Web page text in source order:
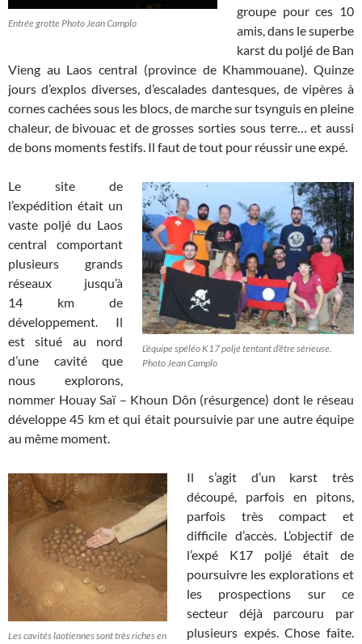
Entrée grotte Photo Jean Camplo
groupe pour ces 10
amis, dans le superbe
karst du poljé de Ban
Vieng au Laos central (province de Khammouane). Quinze
jours d’explos diverses, d’escalades dantesques, de vipères à
cornes cachées sous les blocs, de marche sur tsynguis en pleine
chaleur, de bivouac et de grosses sorties sous terre… et aussi
de bons moments festifs. Il faut de tout pour réussir une expé.
L’équipe spéléo K17 poljé tentant d’être sérieuse.
Photo Jean Camplo
Le site de
l’expédition était un
vaste poljé du Laos
central comportant
plusieurs grands
réseaux jusqu’à
14 km de
développement. Il
est situé au nord
d’une cavité que
nous explorons,
nommer Houay Saï – Khoun Dôn (résurgence) dont le réseau
développe 45 km et qui était poursuivie par une autre équipe
au même moment.
Les cavités laotiennes sont très riches en
Il s’agit d’un karst très
découpé, parfois en pitons,
parfois très compact et
difficile d’accès. L’objectif de
l’expé K17 poljé était de
poursuivre les explorations et
les prospections sur ce
secteur déjà parcouru par
plusieurs expés. Chose faite.